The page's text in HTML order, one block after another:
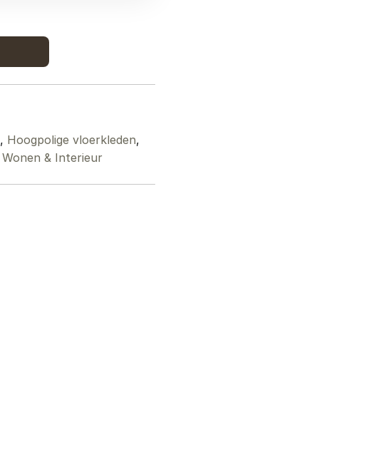
, Hoogpolige vloerkleden,
Wonen & Interieur